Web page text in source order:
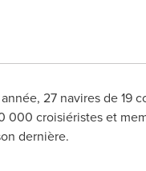
27 navires de
000 croisiéristes et
dernière.